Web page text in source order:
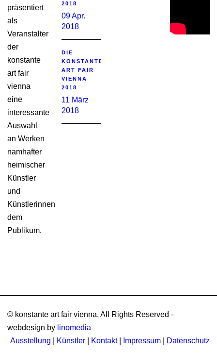
präsentiert
als
Veranstalter
der
konstante
art fair
vienna
eine
interessante
Auswahl
an Werken
namhafter
heimischer
Künstler
und
Künstlerinnen
dem
Publikum.
2018
09 Apr.
2018
DIE
KONSTANTE
ART FAIR
VIENNA
2018
11 März
2018
© konstante art fair vienna, All Rights Reserved -
webdesign by linomedia
Ausstellung
Künstler Kontakt| Impressum Datenschutz